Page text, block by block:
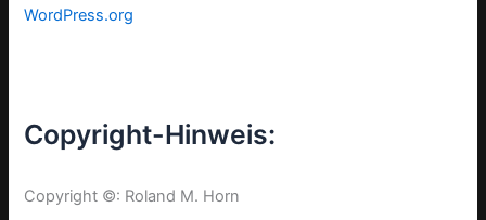
WordPress.org
Copyright-Hinweis:
Copyright ©: Roland M. Horn